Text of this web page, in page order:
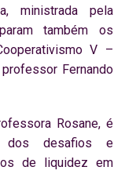
ministrada pela
também os
V –
Fernando
Rosane, é
dos desafios e
de liquidez em